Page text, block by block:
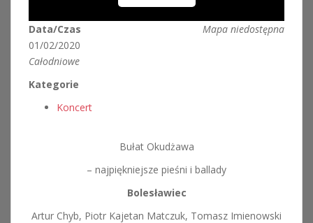
Mapa niedostępna
Data/Czas
01/02/2020
Całodniowe
Kategorie
Koncert
Bułat Okudżawa
– najpiękniejsze pieśni i ballady
Bolesławiec
Artur Chyb, Piotr Kajetan Matczuk, Tomasz Imienowski